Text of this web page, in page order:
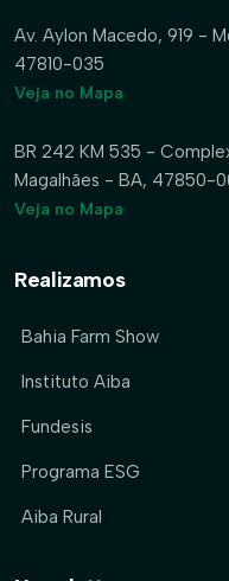
Av. Aylon Macedo, 919 -
47810-035
Veja no Mapa
BR 242 KM 535 -
Magalhães - BA, 47850-
Veja no Mapa
Realizamos
Bahia Farm Show
Instituto Aiba
Fundesis
Programa ESG
Aiba Rural